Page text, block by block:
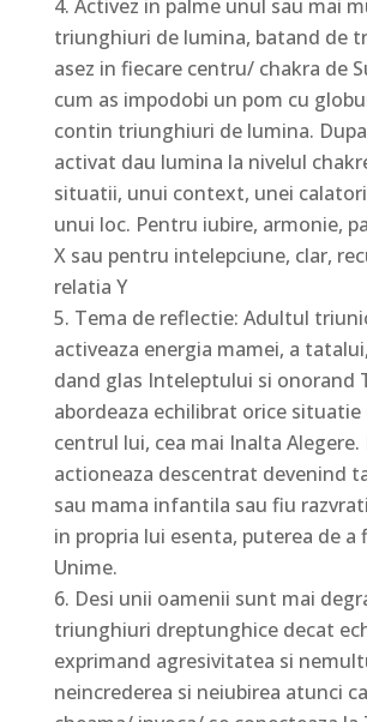
Activez in palme unul sau mai
triunghiuri de lumina, batand de
asez in fiecare centru/ chakra de
cum as impodobi un pom cu
contin triunghiuri de lumina.
activat dau lumina la nivelul
situatii, unui context, unei
unui loc. Pentru iubire, armonie,
X sau pentru intelepciune, clar,
relatia Y
Tema de reflectie: Adultul
activeaza energia mamei, a
dand glas Inteleptului si onorand
abordeaza echilibrat orice
centrul lui, cea mai Inalta Alegere.
actioneaza descentrat devenind
sau mama infantila sau fiu
in propria lui esenta, puterea de a
Unime.
Desi unii oamenii sunt mai
triunghiuri dreptunghice decat
exprimand agresivitatea si
neincrederea si neiubirea atunci